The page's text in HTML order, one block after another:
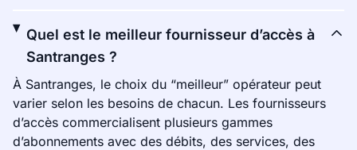
Quel est le meilleur fournisseur d’accès à
Santranges ?
À Santranges, le choix du “meilleur” opérateur peut
varier selon les besoins de chacun. Les fournisseurs
d’accès commercialisent plusieurs gammes
d’abonnements avec des débits, des services, des